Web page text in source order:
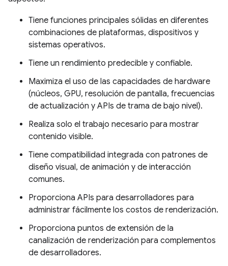
Tiene funciones principales sólidas en diferentes
combinaciones de plataformas, dispositivos y
sistemas operativos.
Tiene un rendimiento predecible y confiable.
Maximiza el uso de las capacidades de hardware
(núcleos, GPU, resolución de pantalla, frecuencias
de actualización y APIs de trama de bajo nivel).
Realiza solo el trabajo necesario para mostrar
contenido visible.
Tiene compatibilidad integrada con patrones de
diseño visual, de animación y de interacción
comunes.
Proporciona APIs para desarrolladores para
administrar fácilmente los costos de renderización.
Proporciona puntos de extensión de la
canalización de renderización para complementos
de desarrolladores.